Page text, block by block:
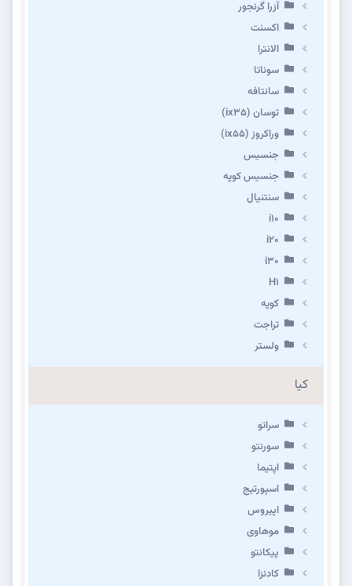
آزرا گرنجور
اکسنت
الانترا
سوناتا
سانتافه
توسان (ix35)
وراکروز (ix55)
جنسیس
جنسیس کوپه
سنتنیال
i10
i20
i30
H1
کوپه
تراجت
ولستر
کیا
سراتو
سورنتو
اپتیما
اسپورتیج
اپیروس
موهاوی
پیکانتو
کادنزا